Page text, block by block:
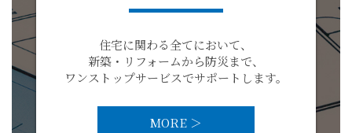
住宅に関わる全てにおいて、
新築・リフォームから防災まで、
ワンストップサービスでサポートします。
MORE ＞